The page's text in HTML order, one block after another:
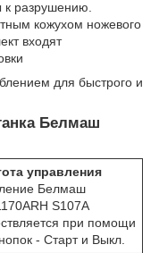
к разрушению.
кожухом ножевого
входят
для быстрого и
Белмаш
управления
Белмаш
S107A
при помощи
- Старт и Выкл.